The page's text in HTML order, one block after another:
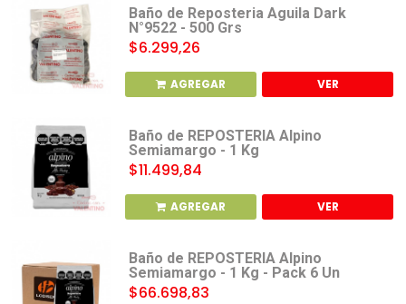
Baño de Reposteria Aguila Dark
N°9522 - 500 Grs
$6.299,26
AGREGAR VER
Baño de REPOSTERIA Alpino
Semiamargo - 1 Kg
$11.499,84
AGREGAR VER
Baño de REPOSTERIA Alpino
Semiamargo - 1 Kg - Pack 6 Un
$66.698,83